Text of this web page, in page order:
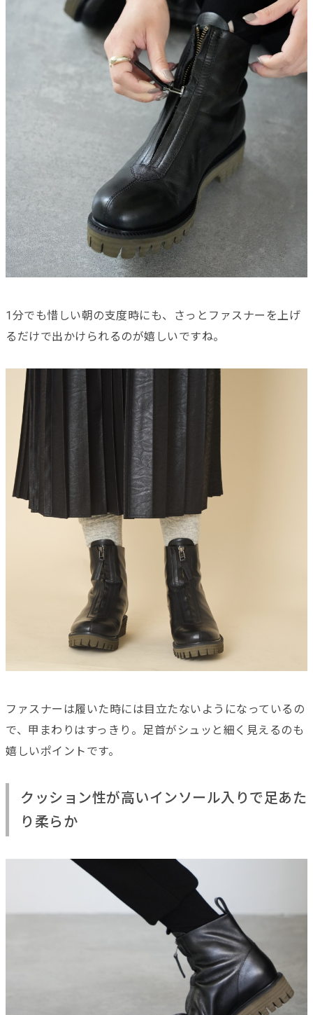
1分でも惜しい朝の支度時にも、さっとファスナーを上げ
るだけで出かけられるのが嬉しいですね。
ファスナーは履いた時には目立たないようになっているの
で、甲まわりはすっきり。足首がシュッと細く見えるのも
嬉しいポイントです。
クッション性が高いインソール入りで足あた
り柔らか